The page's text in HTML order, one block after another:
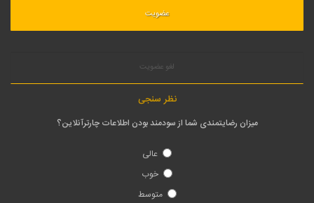
لغو عضویت
نظر سنجی
میزان رضایتمندی شما از سودمند بودن اطلاعات چارترآنلاین؟
عالی
خوب
متوسط